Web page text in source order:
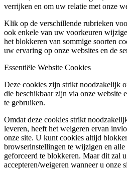
verrijken en om uw relatie met onze
Klik op de verschillende rubrieken
ook enkele van uw voorkeuren
het blokkeren van sommige soorten
uw ervaring op onze websites en de
Essentiële Website Cookies
Deze cookies zijn strikt noodzakelijk
die beschikbaar zijn via onze website
te gebruiken.
Omdat deze cookies strikt
leveren, heeft het weigeren ervan
onze site. U kunt cookies altijd
browserinstellingen te wijzigen en
geforceerd te blokkeren. Maar dit zal
accepteren/weigeren wanneer u onze